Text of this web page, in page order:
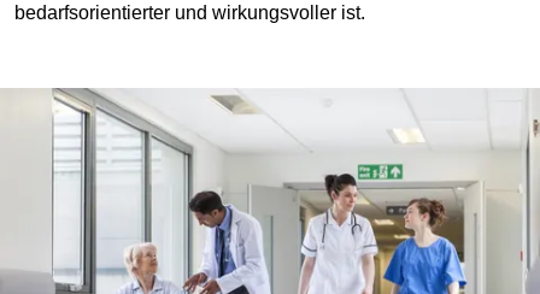
bedarfsorientierter und wirkungsvoller ist.